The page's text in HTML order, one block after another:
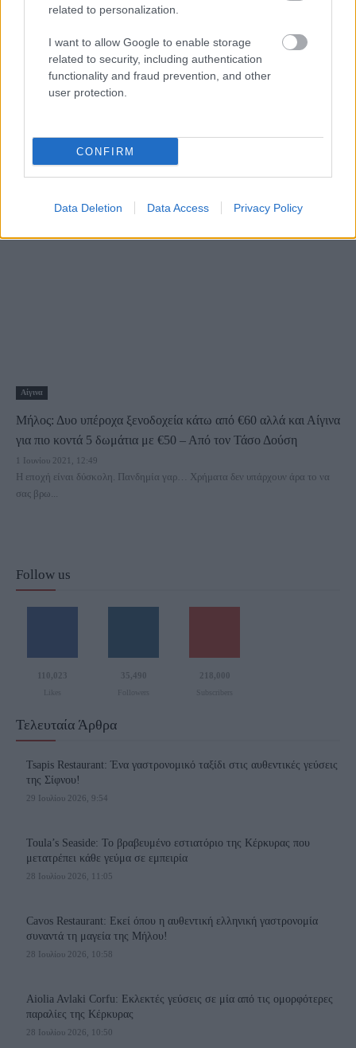
related to personalization.
I want to allow Google to enable storage
related to security, including authentication
functionality and fraud prevention, and other
user protection.
CONFIRM
Data Deletion Data Access Privacy Policy
Αίγινα: 5+1 κομψά ξενοδοχεία από €34 μέχρι €46 και
Αίγινα, αγαπημένο νησί με φοβερές παραλίες και ένας πολύ κοντινός
Αίγινα
Μήλος: Δυο υπέροχα ξενοδοχεία κάτω από €60 αλλά και Αίγινα
για πιο κοντά 5 δωμάτια με €50 – Από τον Τάσο Δούση
1 Ιουνίου 2021, 12:49
Η εποχή είναι δύσκολη. Πανδημία γαρ… Χρήματα δεν υπάρχουν άρα το να
σας βρω...
Follow us
110,023 35,490 218,000
Τελευταία Άρθρα
Tsapis Restaurant: Ένα γαστρονομικό ταξίδι στις αυθεντικές γεύσεις
της Σίφνου!
29 Ιουλίου 2026, 9:54
Toula’s Seaside: Το βραβευμένο εστιατόριο της Κέρκυρας που
μετατρέπει κάθε γεύμα σε εμπειρία
28 Ιουλίου 2026, 11:05
Cavos Restaurant: Εκεί όπου η αυθεντική ελληνική γαστρονομία
συναντά τη μαγεία της Μήλου!
28 Ιουλίου 2026, 10:58
Aiolia Avlaki Corfu: Εκλεκτές γεύσεις σε μία από τις ομορφότερες
παραλίες της Κέρκυρας
28 Ιουλίου 2026, 10:50